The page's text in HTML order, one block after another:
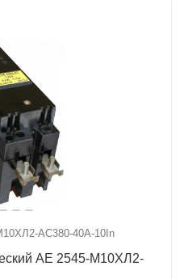
AC380-40А-10In
АЕ 2545-М10ХЛ2-